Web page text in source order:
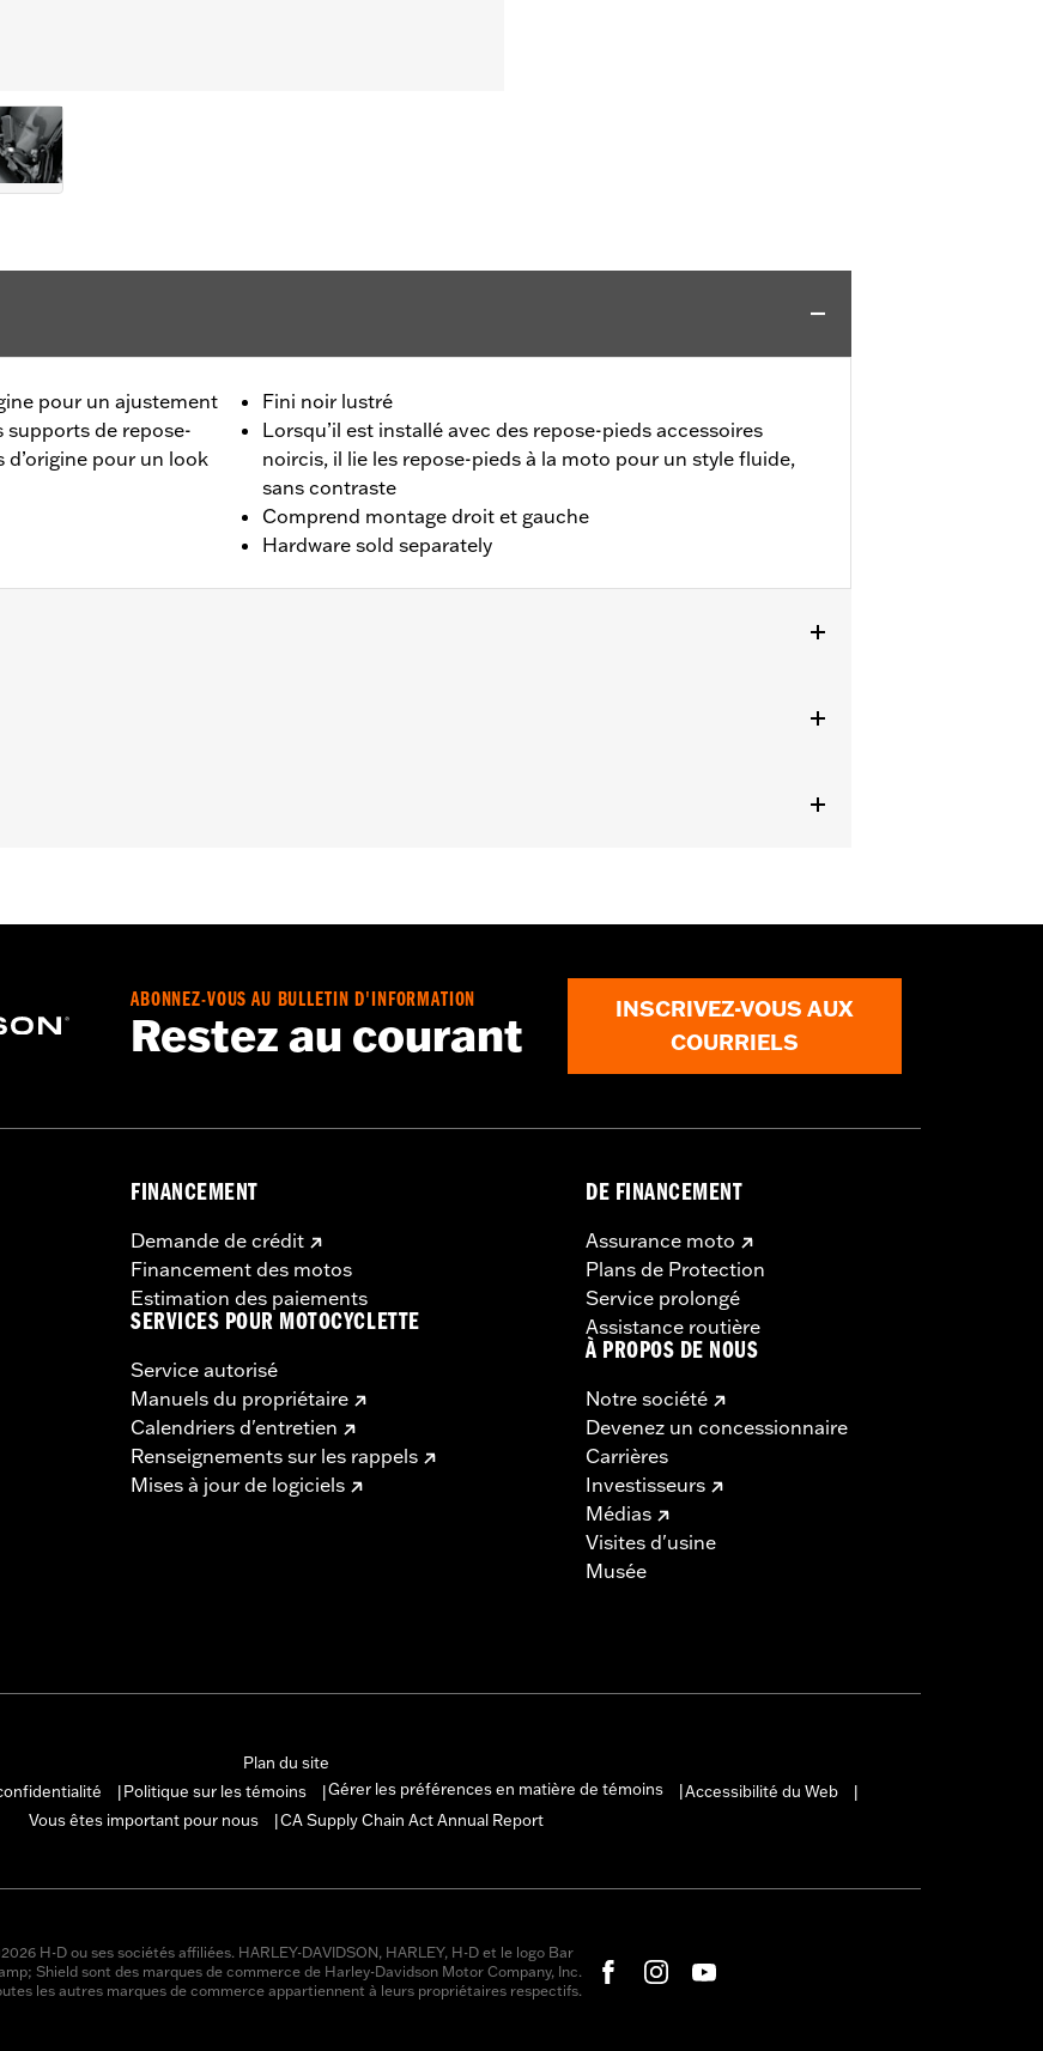
pour un ajustement
supports de repose-
pour un look
Fini noir lustré
Lorsqu’il est installé avec des repose-pieds accessoires
noircis, il lie les repose-pieds à la moto pour un style fluide,
sans contraste
Comprend montage droit et gauche
Hardware sold separately
l’achat séparé de la vis n° de pièce 3143 (qté 2) et de la rondelle de blocage n° de pièce
et de droite
ABONNEZ-VOUS AU BULLETIN D'INFORMATION
Restez au courant
INSCRIVEZ-VOUS AUX
COURRIELS
FINANCEMENT
Demande de crédit
Financement des motos
Estimation des paiements
SERVICES POUR MOTOCYCLETTE
Service autorisé
Manuels du propriétaire
Calendriers d'entretien
Renseignements sur les rappels
Mises à jour de logiciels
DE FINANCEMENT
Assurance moto
Plans de Protection
Service prolongé
Assistance routière
À PROPOS DE NOUS
Notre société
Devenez un concessionnaire
Carrières
Investisseurs
Médias
Visites d'usine
Musée
Plan du site
Politique sur les témoins Gérer les préférences en matière de témoins Accessibilité du Web
Vous êtes important pour nous
CA Supply Chain Act Annual Report
H-D ou ses sociétés affiliées. HARLEY-DAVIDSON, HARLEY, H-D et le logo Bar
Shield sont des marques de commerce de Harley-Davidson Motor Company, Inc.
les autres marques de commerce appartiennent à leurs propriétaires respectifs.